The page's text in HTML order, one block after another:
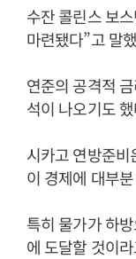
수잔 콜린스 보
마련됐다”고 말
연준의 공격적
석이 나오기도
시카고 연방준
이 경제에 대부
특히 물가가 하
에 도달할 것이